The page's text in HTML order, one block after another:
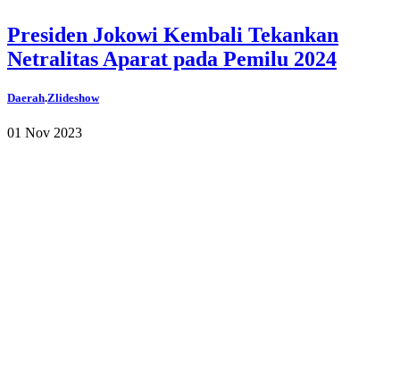
Presiden Jokowi Kembali Tekankan
Netralitas Aparat pada Pemilu 2024
Daerah.Zlideshow
01 Nov 2023